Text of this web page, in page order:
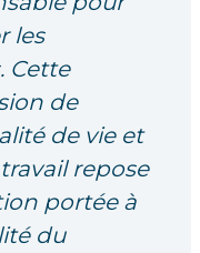
les
Cette
de
de vie et
repose
portée à
du